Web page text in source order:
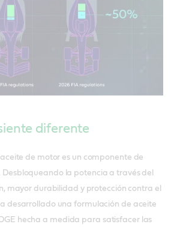
diferente
aceite de motor es un componente de
la potencia a través del
mayor durabilidad y protección contra el
desarrollado una formulación de aceite
hecha a medida para satisfacer las